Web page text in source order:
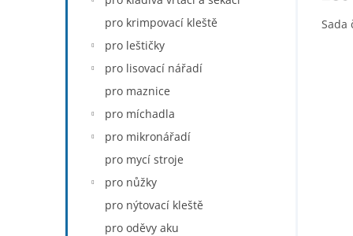
pro krimpovací kleště
pro leštičky
pro lisovací nářadí
pro maznice
pro míchadla
pro mikronářadí
pro mycí stroje
pro nůžky
pro nýtovací kleště
pro oděvy aku
Sada